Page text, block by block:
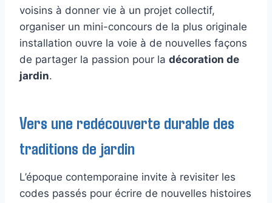
voisins à donner vie à un projet collectif,
organiser un mini-concours de la plus originale
installation ouvre la voie à de nouvelles façons
de partager la passion pour la décoration de
jardin.
Vers une redécouverte durable des
traditions de jardin
L’époque contemporaine invite à revisiter les
codes passés pour écrire de nouvelles histoires